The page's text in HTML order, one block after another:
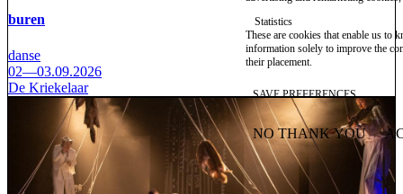
buren
danse
02—03.09.2026
De Kriekelaar
Statistics
These are cookies that enable us to
information solely to improve the
their placement.
SAVE PREFERENCES
NO THANK YOU
WITHDRAW